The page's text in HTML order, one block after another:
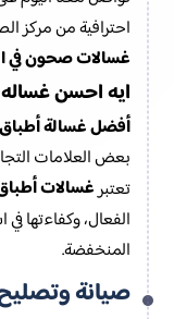
احترافية من مركز
غسالات صحون في
ايه احسن
أفضل غسالة أطباق
بعض العلامات
تعتبرغسالات
الفعال، وكفاءتها
المنخفضة.
صيانة